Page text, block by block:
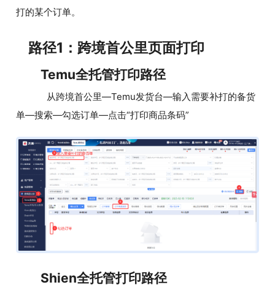
打的某个订单。
路径1：跨境首公里页面打印
Temu全托管打印路径
从跨境首公里—Temu发货台—输入需要补打的备货
单—搜索—勾选订单—点击“打印商品条码”
Shien全托管打印路径